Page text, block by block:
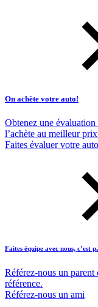
On achète votre auto!
Obtenez une
l’achète au meilleur
Faites évaluer votre auto
Faites équipe avec nous, c’est
Référez-nous un parent
référence.
Référez-nous un ami